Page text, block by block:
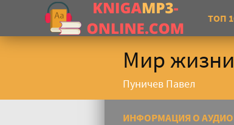
ТОП
Мир
Пуничев Павел
ИНФОРМАЦИЯ О